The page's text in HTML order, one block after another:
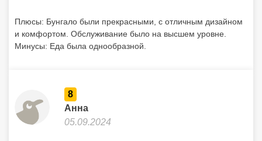
Плюсы: Бунгало были прекрасными, с отличным дизайном
и комфортом. Обслуживание было на высшем уровне.
Минусы: Еда была однообразной.
8
Анна
05.09.2024